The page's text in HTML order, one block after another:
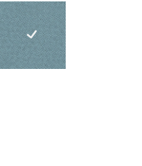
1375blaugrau